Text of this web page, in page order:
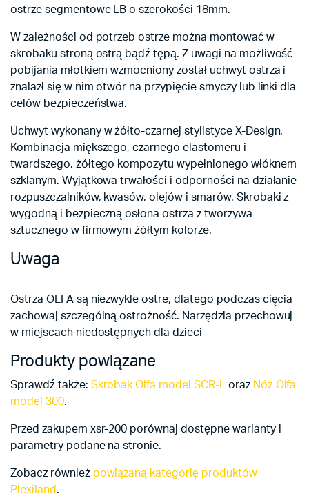
ostrze segmentowe LB o szerokości 18mm.
W zależności od potrzeb ostrze można montować w
skrobaku stroną ostrą bądź tępą. Z uwagi na możliwość
pobijania młotkiem wzmocniony został uchwyt ostrza i
znalazł się w nim otwór na przypięcie smyczy lub linki dla
celów bezpieczeństwa.
Uchwyt wykonany w żółto-czarnej stylistyce X-Design.
Kombinacja miększego, czarnego elastomeru i
twardszego, żółtego kompozytu wypełnionego włóknem
szklanym. Wyjątkowa trwałości i odporności na działanie
rozpuszczalników, kwasów, olejów i smarów. Skrobaki z
wygodną i bezpieczną osłona ostrza z tworzywa
sztucznego w firmowym żółtym kolorze.
Uwaga
Ostrza OLFA są niezwykle ostre, dlatego podczas cięcia
zachowaj szczególną ostrożność. Narzędzia przechowuj
w miejscach niedostępnych dla dzieci
Produkty powiązane
Sprawdź także: Skrobak Olfa model SCR-Loraz Nóż Olfa
model 300.
Przed zakupem xsr-200 porównaj dostępne warianty i
parametry podane na stronie.
Zobacz również powiązaną kategorię produktów
Plexiland.